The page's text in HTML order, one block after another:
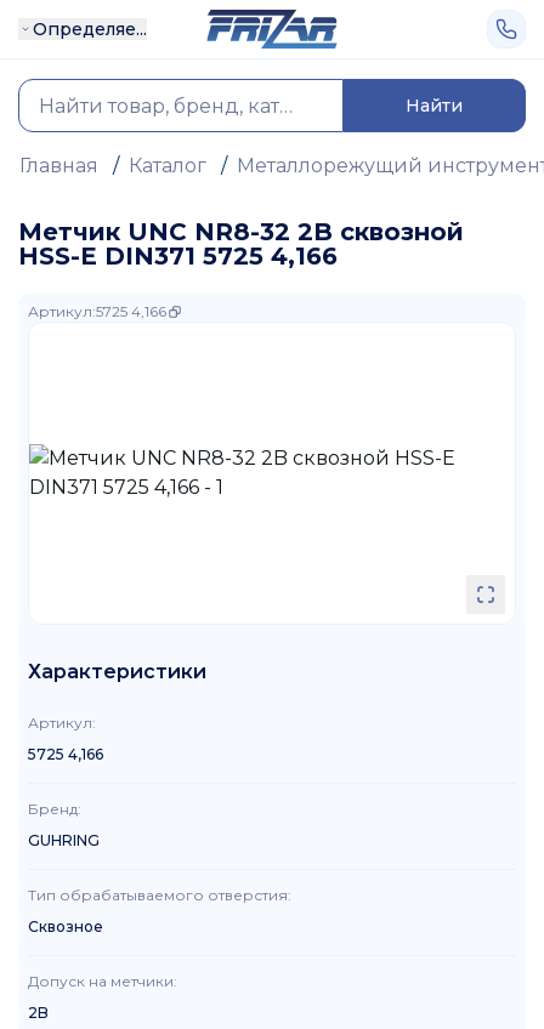
Определяе...
Найти
Главная / Каталог / Металлорежущий
Метчик UNC NR8-32 2B сквозной
HSS-E DIN371 5725 4,166
Артикул:5725 4,166
Характеристики
Артикул:
5725 4,166
Бренд:
GUHRING
Тип обрабатываемого отверстия:
Сквозное
Допуск на метчики:
2B